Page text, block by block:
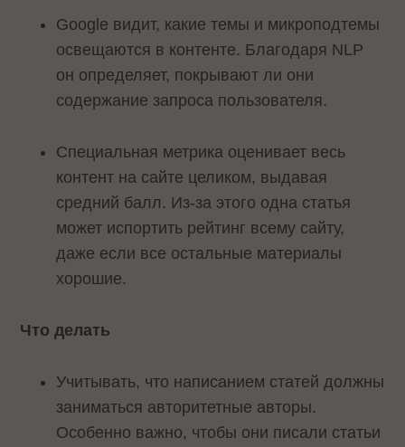
Google видит, какие темы и микроподтемы
освещаются в контенте. Благодаря NLP
он определяет, покрывают ли они
содержание запроса пользователя.
Специальная метрика оценивает весь
контент на сайте целиком, выдавая
средний балл. Из-за этого одна статья
может испортить рейтинг всему сайту,
даже если все остальные материалы
хорошие.
Что делать
Учитывать, что написанием статей должны
заниматься авторитетные авторы.
Особенно важно, чтобы они писали статьи